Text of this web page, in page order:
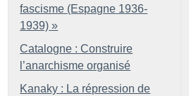
fascisme (Espagne 1936-
1939) »
Catalogne : Construire
l’anarchisme organisé
Kanaky : La répression de